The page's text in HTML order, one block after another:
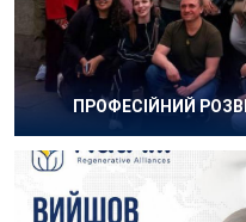
ПРОФЕСІЙНИЙ